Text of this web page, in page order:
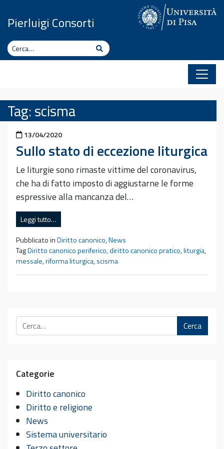
Pierluigi Consorti
Cerca Cerca
Tag:scisma
Pubblicato il
13/04/2020
Sullo stato di eccezione liturgica
Le liturgie sono rimaste vittime del coronavirus,
che ha di fatto imposto di aggiustarne le forme
espressive alla mancanza del…
Leggi tutto…
Pubblicato inDiritto canonico,News
TagDiritto canonico periferico,diritto canonico pratico,liturgia,
messale,riforma liturgica,scisma
Cerca
Categorie
Diritto canonico
Diritto e religione
News
Sistema universitario